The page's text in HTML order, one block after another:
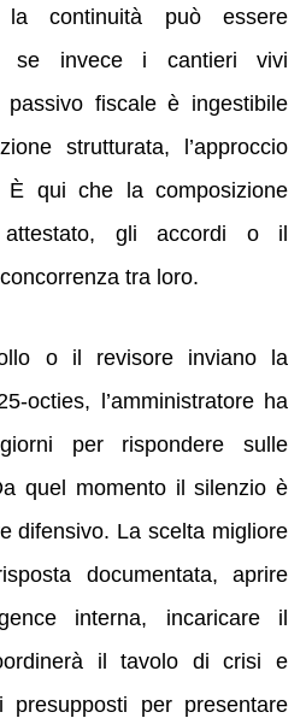
continuità può essere
se invece i cantieri vivi
fiscale è ingestibile
strutturata, l’approccio
È qui che la composizione
gli accordi o il
tra loro.
o il revisore inviano la
octies, l’amministratore ha
per rispondere sulle
quel momento il silenzio è
difensivo. La scelta migliore
documentata, aprire
interna, incaricare il
il tavolo di crisi e
per presentare